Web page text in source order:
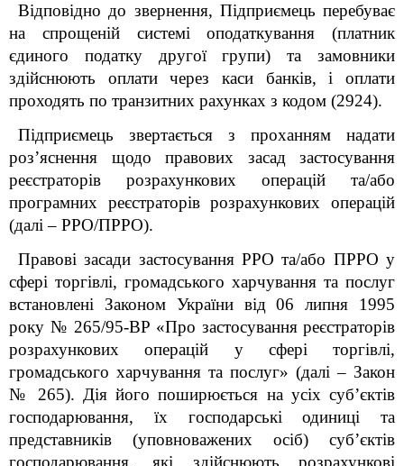
Відповідно до звернення, Підприємець перебуває
на спрощеній системі оподаткування (платник
єдиного податку другої групи) та замовники
здійснюють оплати через каси банків, і оплати
проходять по транзитних рахунках з кодом (2924).
Підприємець звертається з проханням надати
роз’яснення щодо правових засад застосування
реєстраторів розрахункових операцій та/або
програмних реєстраторів розрахункових операцій
(далі – РРО/ПРРО).
Правові засади застосування РРО та/або ПРРО у
сфері торгівлі, громадського харчування та послуг
встановлені Законом України від 06 липня 1995
року № 265/95-ВР «Про застосування реєстраторів
розрахункових операцій у сфері торгівлі,
громадського харчування та послуг» (далі – Закон
№ 265). Дія його поширюється на усіх суб’єктів
господарювання, їх господарські одиниці та
представників (уповноважених осіб) суб’єктів
господарювання, які здійснюють розрахункові